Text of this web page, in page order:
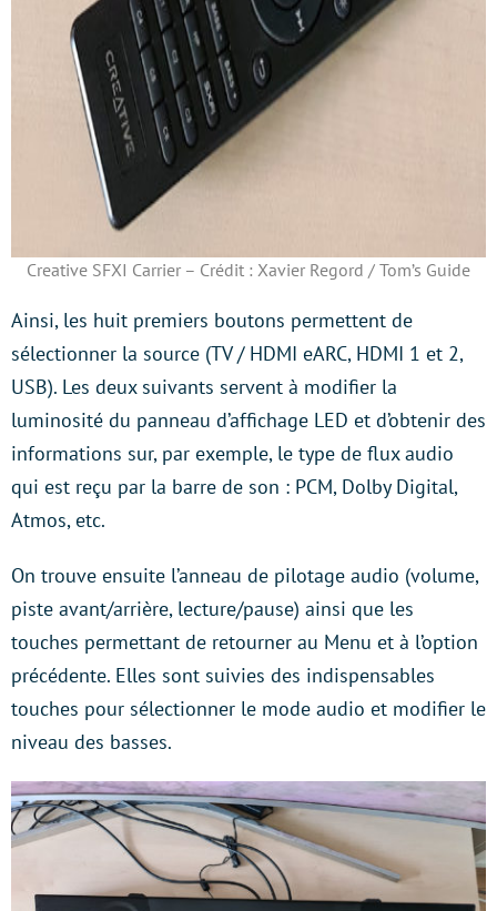
Creative SFXI Carrier – Crédit : Xavier Regord / Tom’s Guide
Ainsi, les huit premiers boutons permettent de
sélectionner la source (TV / HDMI eARC, HDMI 1 et 2,
USB). Les deux suivants servent à modifier la
luminosité du panneau d’affichage LED et d’obtenir des
informations sur, par exemple, le type de flux audio
qui est reçu par la barre de son : PCM, Dolby Digital,
Atmos, etc.
On trouve ensuite l’anneau de pilotage audio (volume,
piste avant/arrière, lecture/pause) ainsi que les
touches permettant de retourner au Menu et à l’option
précédente. Elles sont suivies des indispensables
touches pour sélectionner le mode audio et modifier le
niveau des basses.